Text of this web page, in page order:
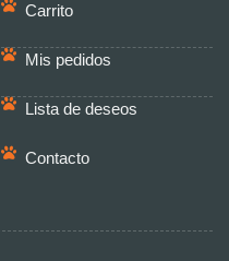
Carrito
Mis pedidos
Lista de deseos
Contacto